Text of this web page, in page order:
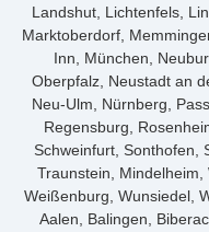
Landshut, Lichtenfels,
Marktoberdorf,
Inn, München,
Oberpfalz, Neustadt an
Neu-Ulm, Nürnberg,
Regensburg,
Schweinfurt, Sonthofen,
Traunstein, Mindelheim,
Weißenburg, Wunsiedel,
Aalen, Balingen,